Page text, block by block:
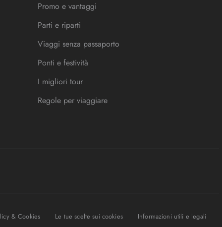
Promo e vantaggi
Parti e riparti
Viaggi senza passaporto
Ponti e festività
I migliori tour
Regole per viaggiare
& Cookies Le tue scelte sui cookies Informazioni utili e legali